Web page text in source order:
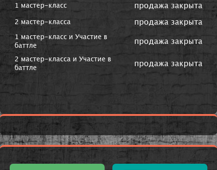
1 мастер-класс продажа закрыта
2 мастер-класса продажа закрыта
1 мастер-класс и Участие в
баттле
продажа закрыта
2 мастер-класса и Участие в
баттле
продажа закрыта